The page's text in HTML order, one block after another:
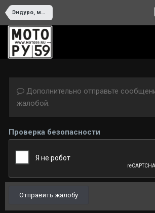
Эндуро, мотокросс, спидвей
Дополнительно отправьте
жалобой.
Проверка безопасности
Отправить жалобу